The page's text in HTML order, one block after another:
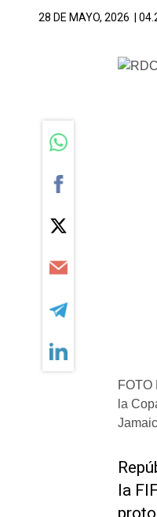
28 DE MAYO, 2026 |
FOTO
la
la